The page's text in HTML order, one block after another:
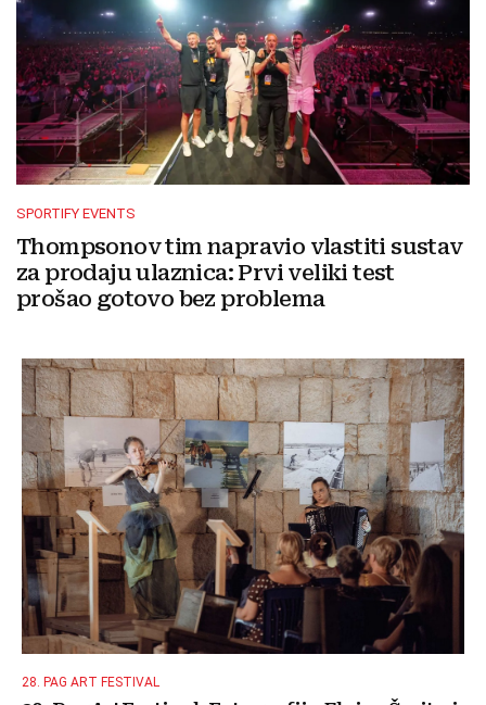
SPORTIFY EVENTS
Thompsonov tim napravio vlastiti sustav
za prodaju ulaznica: Prvi veliki test
prošao gotovo bez problema
28. PAG ART FESTIVAL